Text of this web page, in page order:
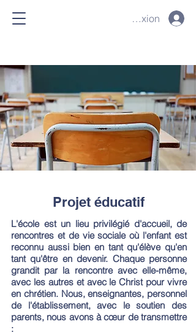
Connexion
Projet éducatif
L'école est un lieu privilégié d'accueil, de
rencontres et de vie sociale où l'enfant est
reconnu aussi bien en tant qu'élève qu'en
tant qu'être en devenir. Chaque personne
grandit par la rencontre avec elle-même,
avec les autres et avec le Christ pour vivre
en chrétien. Nous, enseignantes, personnel
de l'établissement, avec le soutien des
parents, nous avons à cœur de transmettre
: